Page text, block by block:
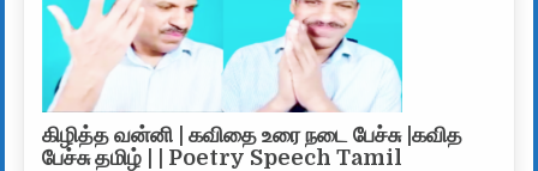
கிழித்த வன்னி | கவிதை உரை நடை பேச்சு |கவித
பேச்சு தமிழ் | | Poetry Speech Tamil